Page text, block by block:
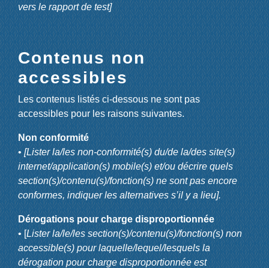
vers le rapport de test]
Contenus non
accessibles
Les contenus listés ci-dessous ne sont pas
accessibles pour les raisons suivantes.
Non conformité
•[Lister la/les non-conformité(s) du/de la/des site(s)
internet/application(s) mobile(s) et/ou décrire quels
section(s)/contenu(s)/fonction(s) ne sont pas encore
conformes, indiquer les alternatives s’il y a lieu].
Dérogations pour charge disproportionnée
• [Lister la/le/les section(s)/contenu(s)/fonction(s) non
accessible(s) pour laquelle/lequel/lesquels la
dérogation pour charge disproportionnée est